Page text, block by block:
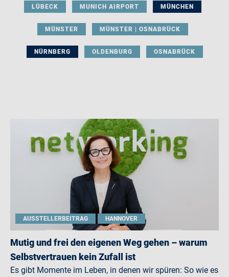
LÜBECK MUNICH AIRPORT MÜNCHEN
MÜNSTER MÜNSTER | OSNABRÜCK
NÜRNBERG OLDENBURG OSNABRÜCK
AUSSTELLERBEITRAG HANNOVER
Mutig und frei den eigenen Weg gehen – warum
Selbstvertrauen kein Zufall ist
Es gibt Momente im Leben, in denen wir spüren: So wie es